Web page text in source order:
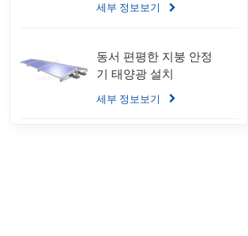
세부 정보보기
동서 편평한 지붕 안정
기 태양광 설치
세부 정보보기